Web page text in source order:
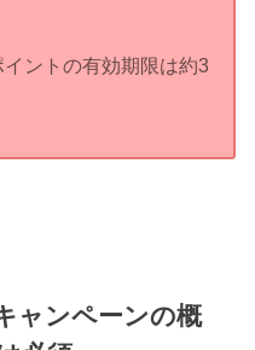
ントの有効期限は約3
ャンペーンの概